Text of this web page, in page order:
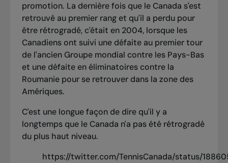
promotion. La dernière fois que le Canada s'est
retrouvé au premier rang et qu'il a perdu pour
être rétrogradé, c'était en 2004, lorsque les
Canadiens ont suivi une défaite au premier tour
de l'ancien Groupe mondial contre les Pays-Bas
et une défaite en éliminatoires contre la
Roumanie pour se retrouver dans la zone des
Amériques.
C'est une longue façon de dire qu'il y a
longtemps que le Canada n'a pas été rétrogradé
du plus haut niveau.
https://twitter.com/TennisCanada/status/